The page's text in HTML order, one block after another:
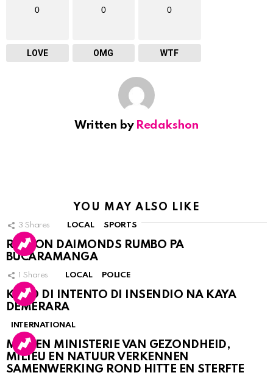
0
LOVE
0
OMG
0
WTF
Written by Redakshon
YOU MAY ALSO LIKE
3 Shares LOCAL SPORTS
RINCON DAIMONDS RUMBO PA
BUCARAMANGA
Shares LOCAL POLICE
KASO DI INTENTO DI INSENDIO NA KAYA
DEMERARA
INTERNATIONAL
MDC EN MINISTERIE VAN GEZONDHEID,
MILIEU EN NATUUR VERKENNEN
SAMENWERKING ROND HITTE EN STERFTE